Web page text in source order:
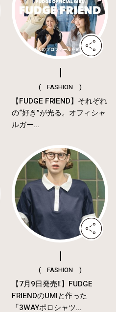
( FASHION )
【FUDGE FRIEND】それぞれ
の“好き”が光る。オフィシャ
ルガー...
( FASHION )
【7月9日発売‼︎】FUDGE
FRIENDのUMIと作った
「3WAYポロシャツ...